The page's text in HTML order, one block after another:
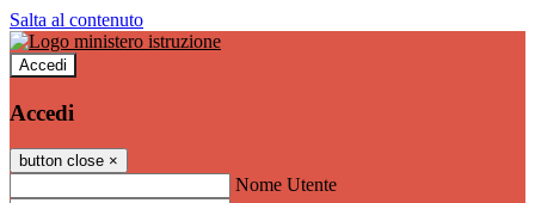
Salta al contenuto
Accedi
Accedi
button close ×
Nome Utente